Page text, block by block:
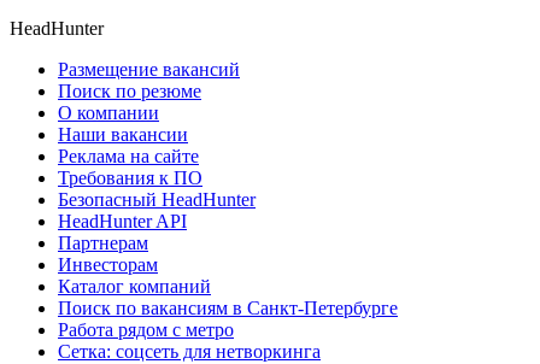
HeadHunter
Размещение вакансий
Поиск по резюме
О компании
Наши вакансии
Реклама на сайте
Требования к ПО
Безопасный HeadHunter
HeadHunter API
Партнерам
Инвесторам
Каталог компаний
Поиск по вакансиям в Санкт-Петербурге
Работа рядом с метро
Сетка: соцсеть для нетворкинга